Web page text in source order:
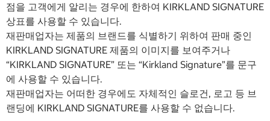
점을 고객에게 알리는 경우에 한하여 KIRKLAND SIGNATURE
상표를 사용할 수 있습니다.
재판매업자는 제품의 브랜드를 식별하기 위하여 판매 중인
KIRKLAND SIGNATURE 제품의 이미지를 보여주거나
“KIRKLAND SIGNATURE” 또는 “Kirkland Signature”를 문구
에 사용할 수 있습니다.
재판매업자는 어떠한 경우에도 자체적인 슬로건, 로고 등 브
랜딩에 KIRKLAND SIGNATURE를 사용할 수 없습니다.